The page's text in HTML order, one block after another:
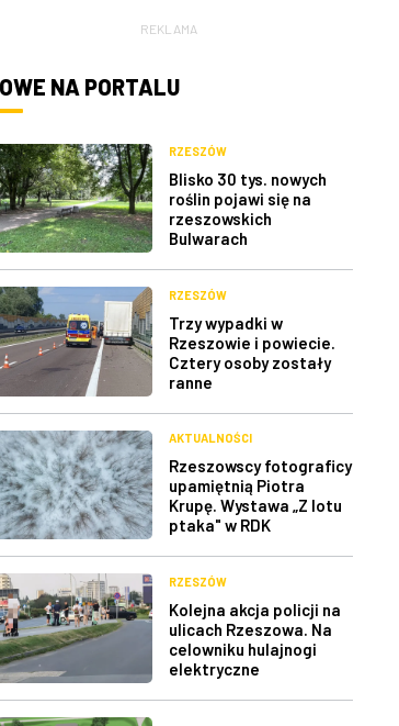
REKLAMA
NA PORTALU
RZESZÓW
Blisko 30 tys. nowych
roślin pojawi się na
rzeszowskich
Bulwarach
RZESZÓW
Trzy wypadki w
Rzeszowie i powiecie.
Cztery osoby zostały
ranne
AKTUALNOŚCI
Rzeszowscy fotograficy
upamiętnią Piotra
Krupę. Wystawa „Z lotu
ptaka" w RDK
RZESZÓW
Kolejna akcja policji na
ulicach Rzeszowa. Na
celowniku hulajnogi
elektryczne